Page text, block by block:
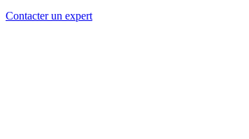
Contacter un expert